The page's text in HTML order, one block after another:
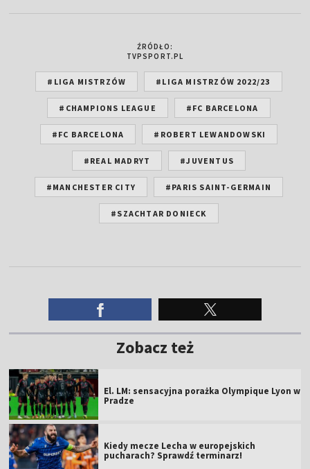
ŹRÓDŁO:
TVPSPORT.PL
#LIGA MISTRZÓW #LIGA MISTRZÓW 2022/23
#CHAMPIONS LEAGUE #FC BARCELONA
#FC BARCELONA #ROBERT LEWANDOWSKI
#REAL MADRYT #JUVENTUS
#MANCHESTER CITY #PARIS SAINT-GERMAIN
#SZACHTAR DONIECK
Zobacz też
El. LM: sensacyjna porażka Olympique Lyon w
Pradze
Kiedy mecze Lecha w europejskich
pucharach? Sprawdź terminarz!